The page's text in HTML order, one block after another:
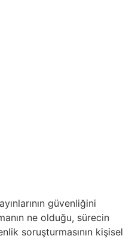
güvenliğini
ne olduğu, sürecin
soruşturmasının kişisel